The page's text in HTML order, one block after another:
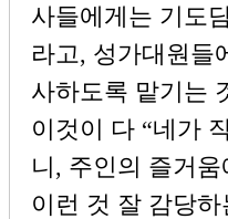
사들에게는 기도
라고, 성가대원들
사하도록 맡기는
이것이 다 “네가
니, 주인의 즐거
이런 것 잘 감당